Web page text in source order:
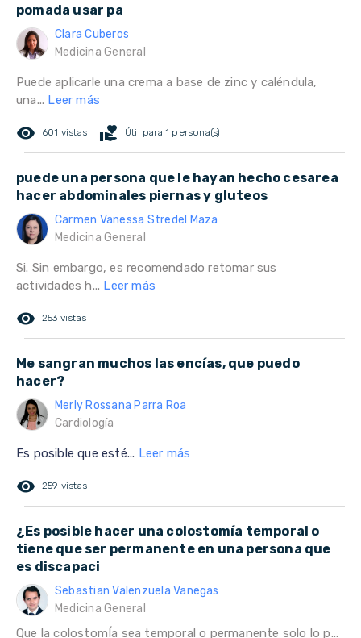
pomada usar pa
Clara Cuberos
Medicina General
Puede aplicarle una crema a base de zinc y caléndula,
una... Leer más
remove_red_eye 601 vistas volunteer_activism Útil para 1 persona(s)
puede una persona que le hayan hecho cesarea
hacer abdominales piernas y gluteos
Carmen Vanessa Stredel Maza
Medicina General
Si. Sin embargo, es recomendado retomar sus
actividades h... Leer más
remove_red_eye 253 vistas
Me sangran muchos las encías, que puedo
hacer?
Merly Rossana Parra Roa
Cardiología
Es posible que esté... Leer más
remove_red_eye 259 vistas
¿Es posible hacer una colostomía temporal o
tiene que ser permanente en una persona que
es discapaci
Sebastian Valenzuela Vanegas
Medicina General
Que la colostomÍa sea temporal o permanente solo lo p...